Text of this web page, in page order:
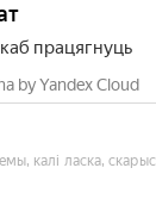
працягнуць
by Yandex Cloud
калі ласка,